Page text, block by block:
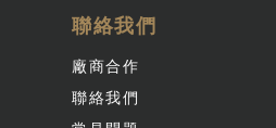
聯絡我們
廠商合作
聯絡我們